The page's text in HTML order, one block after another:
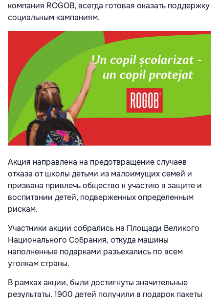
компания ROGOB, всегда готовая оказать поддержку
социальным кампаниям.
Акция направлена на предотвращение случаев
отказа от школы детьми из малоимущих семей и
призвана привлечь общество к участию в защите и
воспитании детей, подверженных определенным
рискам.
Участники акции собрались на Площади Великого
Национального Собрания, откуда машины
наполненные подарками разъехались по всем
уголкам страны.
В рамках акции, были достигнуты значительные
результаты. 1900 детей получили в подарок пакеты